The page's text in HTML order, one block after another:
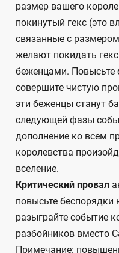
размер вашего
покинутый гекс (это
связанные с
желают покидать
беженцами. Повысьте
совершите чистую
эти беженцы станут
следующей фазы
дополнение ко всем
королевства
вселение.
Критический провал
повысьте беспорядки
разыграйте событие
разбойников вместо
Примечание: